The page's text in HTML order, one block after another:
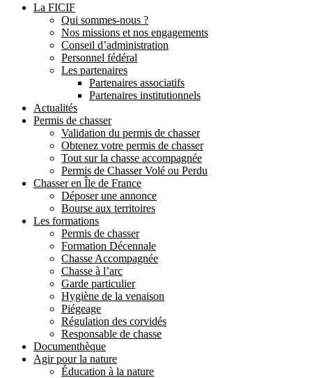
La FICIF
Qui sommes-nous ?
Nos missions et nos engagements
Conseil d’administration
Personnel fédéral
Les partenaires
Partenaires associatifs
Partenaires institutionnels
Actualités
Permis de chasser
Validation du permis de chasser
Obtenez votre permis de chasser
Tout sur la chasse accompagnée
Permis de Chasser Volé ou Perdu
Chasser en Île de France
Déposer une annonce
Bourse aux territoires
Les formations
Permis de chasser
Formation Décennale
Chasse Accompagnée
Chasse à l’arc
Garde particulier
Hygiène de la venaison
Piégeage
Régulation des corvidés
Responsable de chasse
Documenthèque
Agir pour la nature
Éducation à la nature